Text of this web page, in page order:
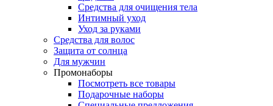
Средства для очищения тела
Интимный уход
Уход за руками
Средства для волос
Защита от солнца
Для мужчин
Промонаборы
Посмотреть все товары
Подарочные наборы